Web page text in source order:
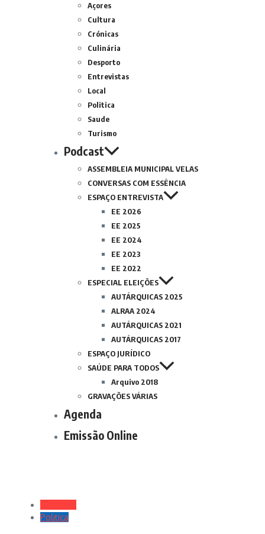
Açores
Cultura
Crónicas
Culinária
Desporto
Entrevistas
Local
Politica
Saude
Turismo
Podcast
ASSEMBLEIA MUNICIPAL VELAS
CONVERSAS COM ESSÊNCIA
ESPAÇO ENTREVISTA
EE 2026
EE 2025
EE 2024
EE 2023
EE 2022
ESPECIAL ELEIÇÕES
AUTÁRQUICAS 2025
ALRAA 2024
AUTÁRQUICAS 2021
AUTÁRQUICAS 2017
ESPAÇO JURÍDICO
SAÚDE PARA TODOS
Arquivo 2018
GRAVAÇÕES VÁRIAS
Agenda
Emissão Online
Politica